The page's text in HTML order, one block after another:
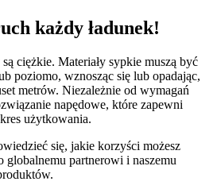
każdy ładunek!
ciężkie. Materiały sypkie muszą być
poziomo, wznosząc się lub opadając,
metrów. Niezależnie od wymagań
napędowe, które zapewni
użytkowania.
się, jakie korzyści możesz
partnerowi i naszemu